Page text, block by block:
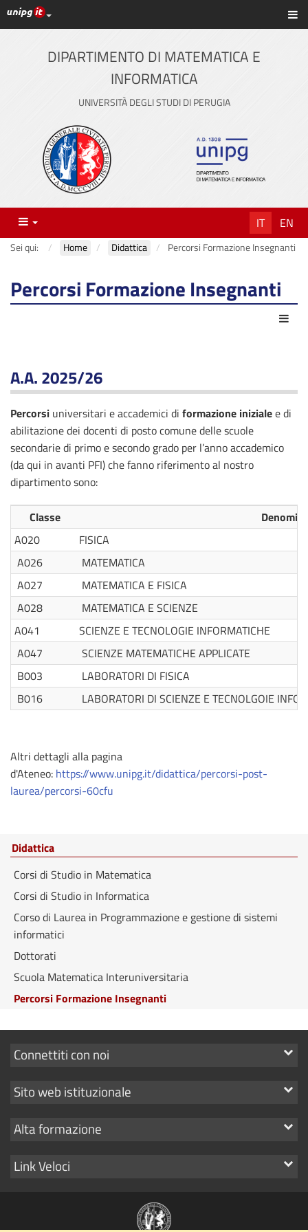
Vai
al
contenuto
principale
Link ai principali servizi web di Ateneo
DIPARTIMENTO DI MATEMATICA E
INFORMATICA
UNIVERSITÀ DEGLI STUDI DI PERUGIA
Menu IT EN
Sei qui: Home Didattica Percorsi Formazione Insegnanti
Percorsi Formazione Insegnanti
A.A. 2025/26
Percorsi universitari e accademici di formazione inizialee di
abilitazione dei docenti di posto comune delle scuole
secondarie di primo e secondo grado per l’anno accademico
(da qui in avanti PFI) che fanno riferimento al nostro
dipartimento sono:
Classe
A020
FISICA
A026
MATEMATICA
A027
MATEMATICA E FISICA
A028
MATEMATICA E SCIENZE
A041
SCIENZE E TECNOLOGIE INFORMATICHE
A047
SCIENZE MATEMATICHE APPLICATE
B003
LABORATORI DI FISICA
B016
LABORATORI DI SCIENZE E TECNOLGOIE
Altri dettagli alla pagina
d'Ateneo: https://www.unipg.it/didattica/percorsi-post-
laurea/percorsi-60cfu
Didattica
Corsi di Studio in Matematica
Corsi di Studio in Informatica
Corso di Laurea in Programmazione e gestione di sistemi
informatici
Dottorati
Scuola Matematica Interuniversitaria
Percorsi Formazione Insegnanti
Mostra
link
Connettiti con noi
Mostra
link
Sito web istituzionale
Mostra
link
Alta formazione
Mostra
Link Veloci